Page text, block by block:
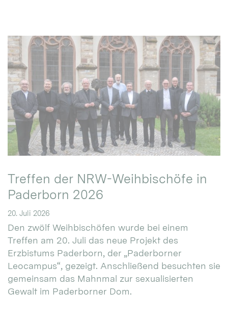
Treffen der NRW-Weihbischöfe in
Paderborn 2026
20. Juli 2026
Den zwölf Weihbischöfen wurde bei einem
Treffen am 20. Juli das neue Projekt des
Erzbistums Paderborn, der „Paderborner
Leocampus“, gezeigt. Anschließend besuchten sie
gemeinsam das Mahnmal zur sexualisierten
Gewalt im Paderborner Dom.